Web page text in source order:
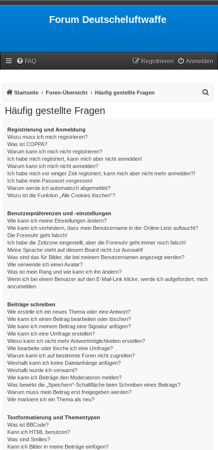
Forum Deutscheluftwaffe
FAQ Anmelden
Registrieren
Startseite Foren-Übersicht Häufig gestellte Fragen
Häufig gestellte Fragen
Registrierung und Anmeldung
Wozu muss ich mich registrieren?
Was ist COPPA?
Warum kann ich mich nicht registrieren?
Ich habe mich registriert, kann mich aber nicht anmelden!
Warum kann ich mich nicht anmelden?
Ich habe mich vor einiger Zeit registriert, kann mich aber nicht mehr anmelden?!
Ich habe mein Passwort vergessen!
Warum werde ich automatisch abgemeldet?
Wozu ist die Funktion „Alle Cookies löschen“?
Benutzerpräferenzen und -einstellungen
Wie kann ich meine Einstellungen ändern?
Wie kann ich verhindern, dass mein Benutzername in der Online-Liste auftaucht?
Die Forenuhr geht falsch!
Ich habe die Zeitzone eingestellt, aber die Forenuhr geht immer noch falsch!
Meine Sprache steht auf diesem Board nicht zur Auswahl!
Was sind das für Bilder, die bei meinem Benutzernamen angezeigt werden?
Wie verwende ich einen Avatar?
Was ist mein Rang und wie kann ich ihn ändern?
Wenn ich bei einem Benutzer auf den E-Mail-Link klicke, werde ich aufgefordert, mich
anzumelden.
Beiträge schreiben
Wie erstelle ich ein neues Thema oder eine Antwort?
Wie kann ich einen Beitrag bearbeiten oder löschen?
Wie kann ich meinem Beitrag eine Signatur anfügen?
Wie kann ich eine Umfrage erstellen?
Wieso kann ich nicht mehr Antwortmöglichkeiten erstellen?
Wie bearbeite oder lösche ich eine Umfrage?
Warum kann ich auf bestimmte Foren nicht zugreifen?
Weshalb kann ich keine Dateianhänge anfügen?
Weshalb wurde ich verwarnt?
Wie kann ich Beiträge den Moderatoren melden?
Was bewirkt die „Speichern“-Schaltfläche beim Schreiben eines Beitrags?
Warum muss mein Beitrag erst freigegeben werden?
Wie markiere ich ein Thema als neu?
Textformatierung und Thementypen
Was ist BBCode?
Kann ich HTML benutzen?
Was sind Smilies?
Kann ich Bilder in meine Beiträge einfügen?